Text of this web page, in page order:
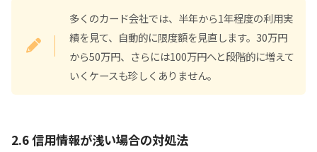
多くのカード会社では、半年から1年程度の利用実
績を見て、自動的に限度額を見直します。30万円
から50万円、さらには100万円へと段階的に増えて
いくケースも珍しくありません。
2.6 信用情報が浅い場合の対処法